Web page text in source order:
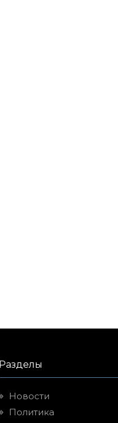
Разделы
Новости
Политика